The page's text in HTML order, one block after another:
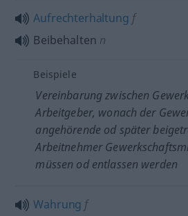
Aufrechterhaltung f
Beibehalten n
Beispiele
Vereinbarung zwischen
Arbeitgeber, wonach der
angehörendeodspäter
Arbeitnehmer
müssen odentlassen werden
Wahrung f